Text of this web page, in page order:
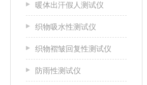
暖体出汗假人测试仪
织物吸水性测试仪
织物褶皱回复性测试仪
防雨性测试仪